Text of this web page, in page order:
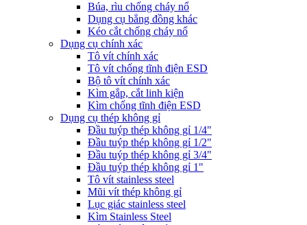
Búa, rìu chống cháy nổ
Dụng cụ bẳng đồng khác
Kéo cắt chống cháy nổ
Dụng cụ chính xác
Tô vít chính xác
Tô vít chống tĩnh điện ESD
Bộ tô vít chính xác
Kìm gắp, cắt linh kiện
Kìm chống tĩnh điện ESD
Dụng cụ thép không gỉ
Đầu tuýp thép không gỉ 1/4"
Đầu tuýp thép không gỉ 1/2"
Đầu tuýp thép không gỉ 3/4"
Đầu tuýp thép không gỉ 1"
Tô vít stainless steel
Mũi vít thép không gỉ
Lục giác stainless steel
Kìm Stainless Steel